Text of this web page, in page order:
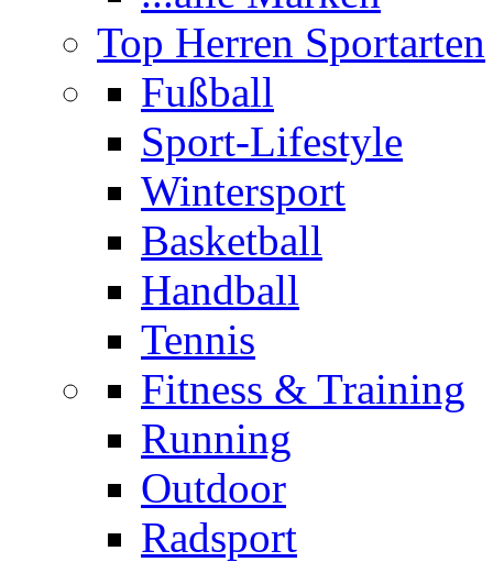
Top Herren Sportarten
Fußball
Sport-Lifestyle
Wintersport
Basketball
Handball
Tennis
Fitness & Training
Running
Outdoor
Radsport